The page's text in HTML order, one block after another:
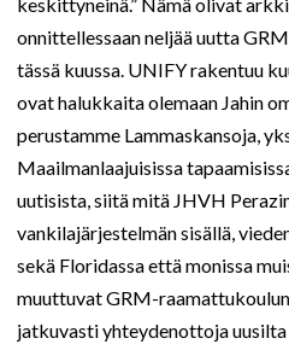
onnittellessaan neljää uutta
tässä kuussa. UNIFY rakentuu
ovat halukkaita olemaan Jahin
perustamme Lammaskansoja,
Maailmanlaajuisissa
uutisista, siitä mitä JHVH
vankilajärjestelmän sisällä,
sekä Floridassa että monissa
muuttuvat GRM-
jatkuvasti yhteydenottoja